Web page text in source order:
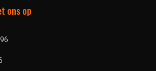
ons op